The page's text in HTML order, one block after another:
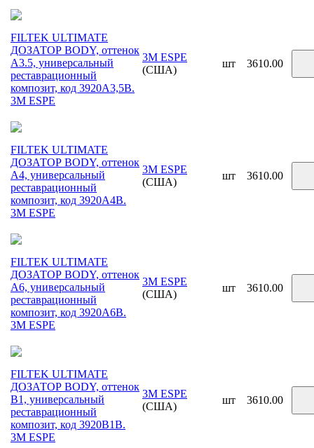
FILTEK ULTIMATE
ДОЗАТОР BODY, оттенок
A3.5, универсальный
реставрационный
композит, код 3920A3,5B.
3М ESPE
3M ESPE
(США)
шт 3610.00
FILTEK ULTIMATE
ДОЗАТОР BODY, оттенок
A4, универсальный
реставрационный
композит, код 3920A4B.
3М ESPE
3M ESPE
(США)
шт 3610.00
FILTEK ULTIMATE
ДОЗАТОР BODY, оттенок
A6, универсальный
реставрационный
композит, код 3920A6B.
3М ESPE
3M ESPE
(США)
шт 3610.00
FILTEK ULTIMATE
ДОЗАТОР BODY, оттенок
B1, универсальный
реставрационный
композит, код 3920B1B.
3М ESPE
3M ESPE
(США)
шт 3610.00